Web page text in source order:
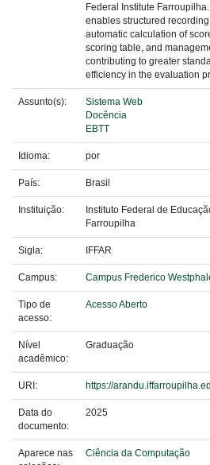
Federal Institute
enables structured
automatic calculation of
scoring table, and
contributing to greater
efficiency in the evaluation
Assunto(s):
Sistema Web
Docência
EBTT
Idioma: por
País: Brasil
Instituição:
Instituto Federal de
Farroupilha
Sigla: IFFAR
Campus: Campus Frederico
Tipo de
acesso:
Acesso Aberto
Nível
acadêmico:
Graduação
URI: https://
Data do
documento:
2025
Aparece nas
Ciência da Computação